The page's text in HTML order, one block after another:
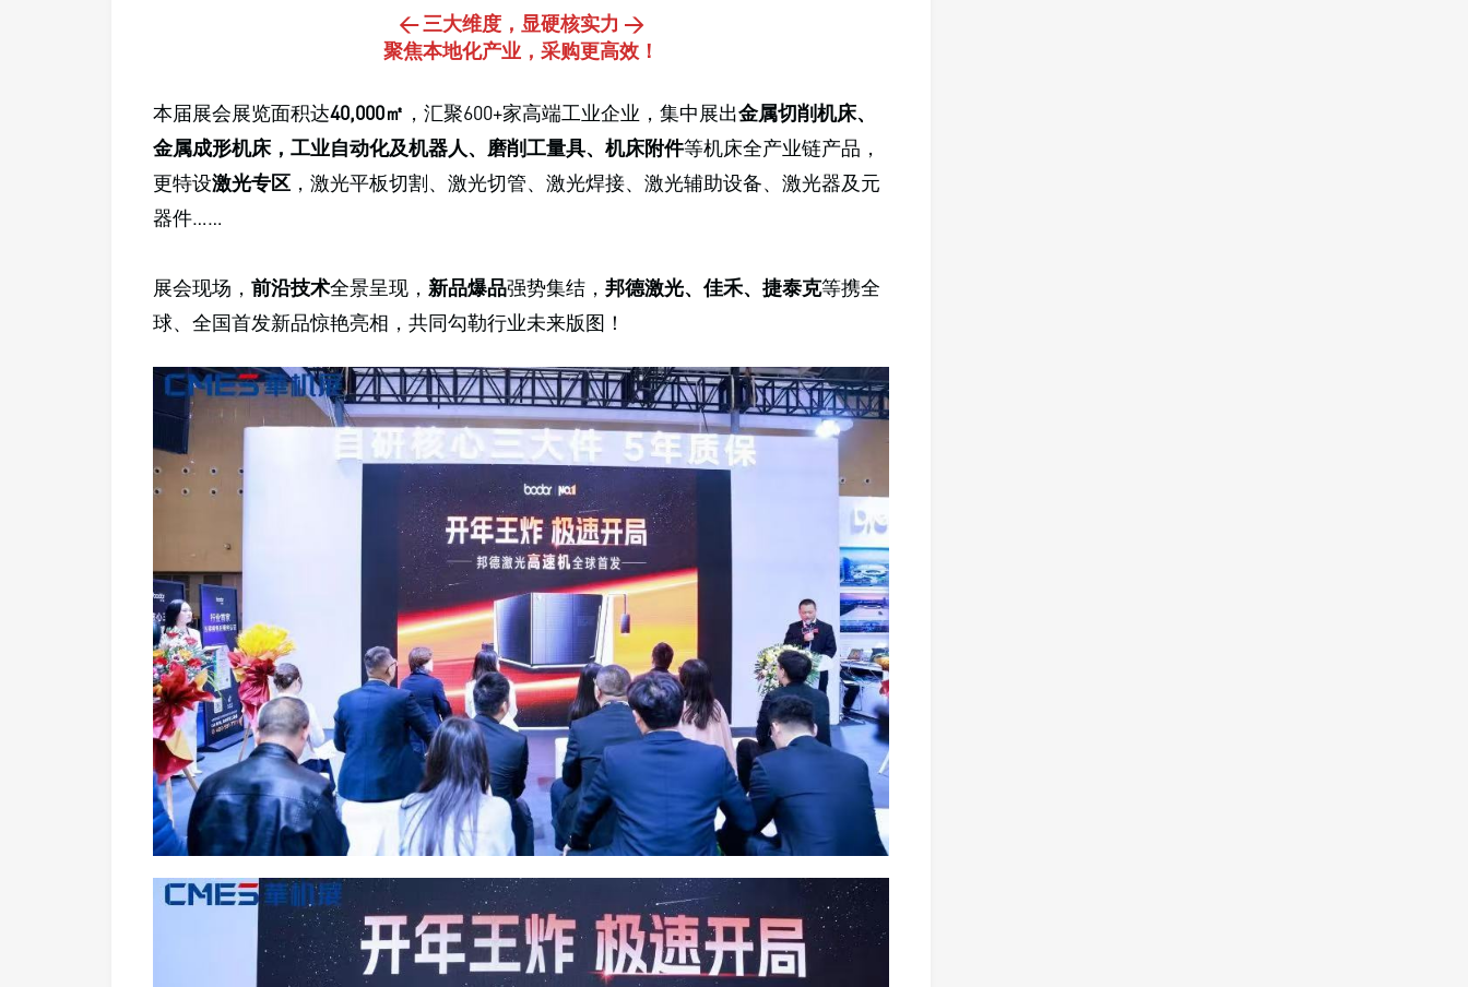
< 三大维度，显硬核实力 >
聚焦本地化产业，采购更高效！
本届展会展览面积达40,000㎡ ，汇聚600+家高端工业企业，集中展出金属切削机床、
金属成形机床，工业自动化及机器人、磨削工量具、机床附件等机床全产业链产品，
更特设激光专区 ，激光平板切割、激光切管、激光焊接、激光辅助设备、激光器及元
器件……
展会现场， 前沿技术全景呈现， 新品爆品强势集结， 邦德激光、佳禾、捷泰克等携全
球、全国首发新品惊艳亮相，共同勾勒行业未来版图！